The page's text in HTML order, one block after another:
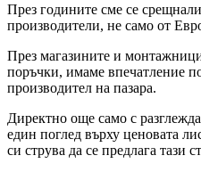
През годините сме се
производители, не само от
През магазините и
поръчки, имаме впечатление
производител на пазара.
Директно още само с
един поглед върху ценовата
си струва да се предлага тази